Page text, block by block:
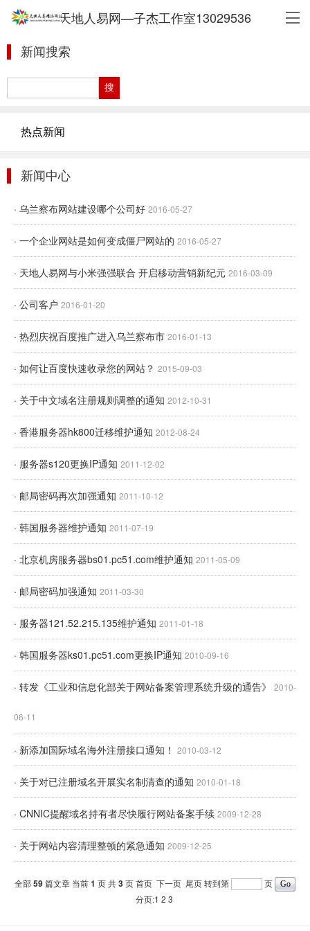
天地人易网—子杰工作室13029536
新闻搜索
热点新闻
新闻中心
· 乌兰察布网站建设哪个公司好 2016-05-27
· 一个企业网站是如何变成僵尸网站的 2016-05-27
· 天地人易网与小米强强联合 开启移动营销新纪元 2016-03-09
· 公司客户 2016-01-20
· 热烈庆祝百度推广进入乌兰察布市 2016-01-13
· 如何让百度快速收录您的网站？ 2015-09-03
· 关于中文域名注册规则调整的通知 2012-10-31
· 香港服务器hk800迁移维护通知 2012-08-24
· 服务器s120更换IP通知 2011-12-02
· 邮局密码再次加强通知 2011-10-12
· 韩国服务器维护通知 2011-07-19
· 北京机房服务器bs01.pc51.com维护通知 2011-05-09
· 邮局密码加强通知 2011-03-30
· 服务器121.52.215.135维护通知 2011-01-18
· 韩国服务器ks01.pc51.com更换IP通知 2010-09-16
· 转发《工业和信息化部关于网站备案管理系统升级的通告》 2010-
06-11
· 新添加国际域名海外注册接口通知！ 2010-03-12
· 关于对已注册域名开展实名制清查的通知 2010-01-18
· CNNIC提醒域名持有者尽快履行网站备案手续 2009-12-28
· 关于网站内容清理整顿的紧急通知 2009-12-25
全部59篇文章 当前1 页 共3页首页 下一页 尾页转到第
页
分页:1 2 3